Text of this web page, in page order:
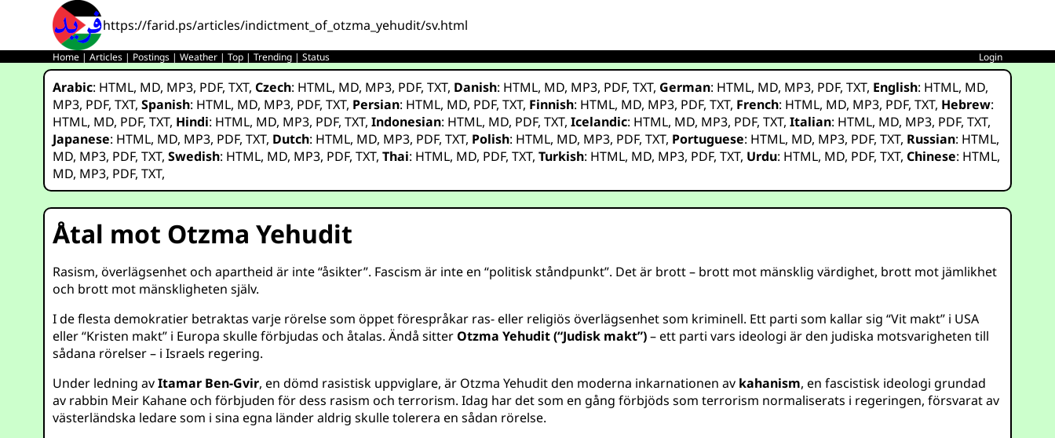
https://farid.ps/articles/indictment_of_otzma_yehudit/sv.html
Home |Articles | Postings |Weather |Top |Trending |Status Login
Arabic: HTML, MD, MP3, PDF,TXT,Czech: HTML, MD, MP3, PDF,TXT, Danish: HTML, MD, MP3, PDF,TXT, German: HTML, MD, MP3, PDF,TXT, English: HTML, MD,
MP3, PDF,TXT,Spanish: HTML, MD, MP3, PDF,TXT, Persian: HTML, MD, PDF,TXT, Finnish: HTML, MD, MP3, PDF,TXT, French: HTML, MD, MP3, PDF,TXT, Hebrew:
HTML, MD, PDF,TXT, Hindi: HTML, MD, MP3, PDF,TXT,Indonesian: HTML, MD, PDF,TXT,Icelandic: HTML, MD, MP3, PDF,TXT,Italian: HTML, MD, MP3, PDF,TXT,
Japanese: HTML, MD, MP3, PDF,TXT, Dutch: HTML, MD, MP3, PDF,TXT, Polish: HTML, MD, MP3, PDF,TXT, Portuguese: HTML, MD, MP3, PDF,TXT, Russian: HTML,
MD, MP3, PDF,TXT,Swedish: HTML, MD, MP3, PDF,TXT,Thai: HTML, MD, PDF,TXT,Turkish: HTML, MD, MP3, PDF,TXT, Urdu: HTML, MD, PDF,TXT,Chinese: HTML,
MD, MP3, PDF,TXT,
Åtal mot Otzma Yehudit
Rasism, överlägsenhet och apartheid är inte “åsikter”. Fascism är inte en “politisk ståndpunkt”. Det är brott – brott mot mänsklig värdighet, brott mot jämlikhet
och brott mot mänskligheten själv.
I de flesta demokratier betraktas varje rörelse som öppet förespråkar ras- eller religiös överlägsenhet som kriminell. Ett parti som kallar sig “Vit makt” i USA
eller “Kristen makt” i Europa skulle förbjudas och åtalas. Ändå sitterOtzma Yehudit (“Judisk makt”)– ett parti vars ideologi är den judiska motsvarigheten till
sådana rörelser – i Israels regering.
Under ledning avItamar Ben-Gvir, en dömd rasistisk uppviglare, är Otzma Yehudit den moderna inkarnationen av kahanism, en fascistisk ideologi grundad
av rabbin Meir Kahane och förbjuden för dess rasism och terrorism. Idag har det som en gång förbjöds som terrorism normaliserats i regeringen, försvarat av
västerländska ledare som i sina egna länder aldrig skulle tolerera en sådan rörelse.